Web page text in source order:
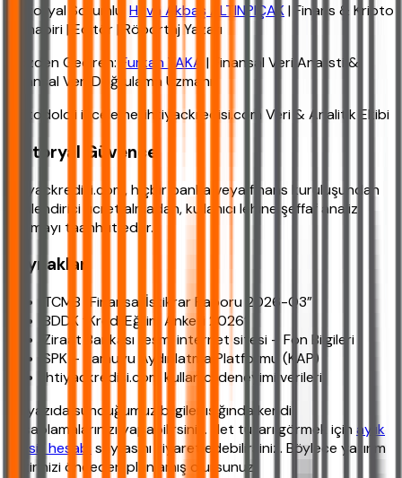
Editoryal Sorumlu: Hava Akbaş ALTINPIÇAK| Finans & Kripto
Muhabiri | Editör | Röportaj Yazarı
Gözden Geçiren: Furkan YAKA | Finansal Veri Analisti &
Finansal Veri Doğrulama Uzmanı
Metodoloji inceleme: ihtiyackredisi.com Veri & Analitik Ekibi
Editoryal Güvence
ihtiyackredisi.com, hiçbir banka veya finans kuruluşundan
yönlendirici ücret almadan, kullanıcı lehine şeffaf analiz
sunmayı taahhüt eder.
Kaynaklar
TCMB “Finansal İstikrar Raporu 2026-Q3”
BDDK “Kredi Eğilim Anketi 2026”
Ziraat Bankası resmi internet sitesi – Fon Bilgileri
SPK – Kamuyu Aydınlatma Platformu (KAP)
ihtiyackredisi.com kullanıcı deneyimi verileri
Bu yazıda sunduğumuz bilgiler ışığında kendi
hesaplamalarınızı yapabilirsiniz. Net tutarı görmek içinaylık
taksit hesabı
sayfasını ziyaret edebilirsiniz. Böylece yatırım
getirinizi önceden planlamış olursunuz.